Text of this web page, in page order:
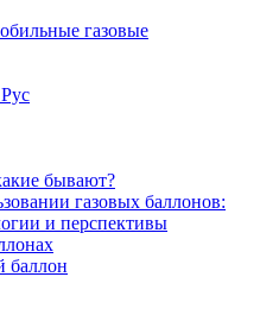
газовые
бывают?
газовых баллонов:
и перспективы
баллон